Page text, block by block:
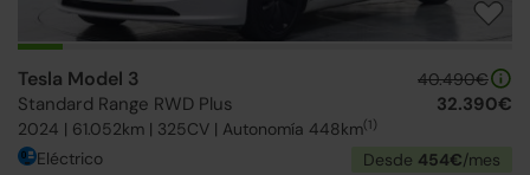
Tesla Model 3
Standard Range RWD Plus
2024 | 61.052km | 325CV | Autonomía 448km(1)
40.490€
32.390€
Eléctrico Desde 454€/mes